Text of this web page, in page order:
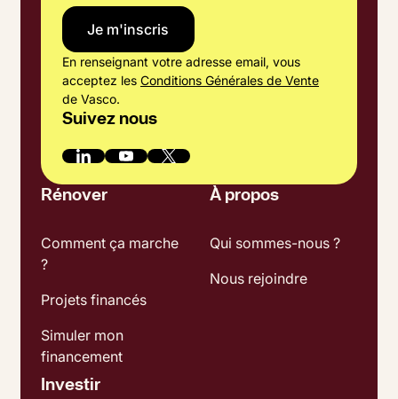
En renseignant votre adresse email, vous
acceptez les Conditions Générales de Vente
de Vasco.
Suivez nous
Rénover
Comment ça marche
?
Projets financés
Simuler mon
financement
Investir
À propos
Qui sommes-nous ?
Nous rejoindre